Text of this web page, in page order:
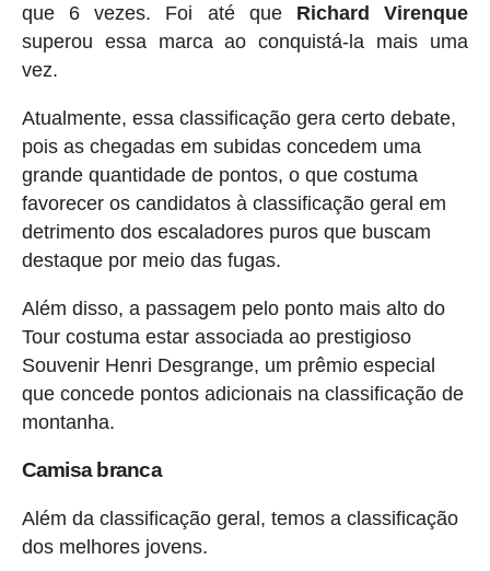
que 6 vezes. Foi até que Richard Virenque
superou essa marca ao conquistá-la mais uma
vez.
Atualmente, essa classificação gera certo debate,
pois as chegadas em subidas concedem uma
grande quantidade de pontos, o que costuma
favorecer os candidatos à classificação geral em
detrimento dos escaladores puros que buscam
destaque por meio das fugas.
Além disso, a passagem pelo ponto mais alto do
Tour costuma estar associada ao prestigioso
Souvenir Henri Desgrange, um prêmio especial
que concede pontos adicionais na classificação de
montanha.
Camisa branca
Além da classificação geral, temos a classificação
dos melhores jovens.